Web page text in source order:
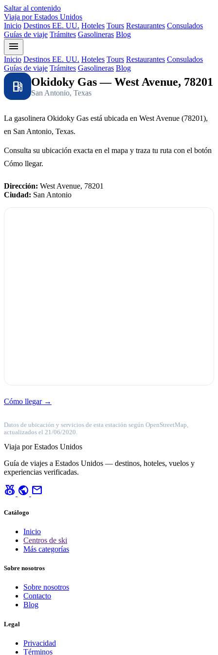
Saltar al contenido
Viaja por Estados Unidos
Inicio Destinos EE. UU. Hoteles Tours Restaurantes Consulados
Guías de viaje Trámites Gasolineras Blog
menu
Inicio Destinos EE. UU. Hoteles Tours Restaurantes Consulados
Guías de viaje Trámites Gasolineras Blog
local_gas_station Okidoky Gas — West Avenue, 78201
San Antonio, Texas
La gasolinera Okidoky Gas está ubicada en West Avenue (78201),
en San Antonio, Texas.
Consulta su ubicación exacta en el mapa y traza tu ruta con el botón
Cómo llegar.
Dirección: West Avenue, 78201
Ciudad: San Antonio
Cómo llegar →
Datos de ubicación y servicios de esta estación según OpenStreetMap,
actualizados el 21/06/2020.
Viaja por Estados Unidos
Guía de viajes a Estados Unidos — destinos, hoteles, vuelos y
experiencias verificadas.
social_leaderboard public mail
Catálogo
Inicio
Centros de ski
Más categorías
Sobre nosotros
Sobre nosotros
Contacto
Blog
Legal
Privacidad
Términos